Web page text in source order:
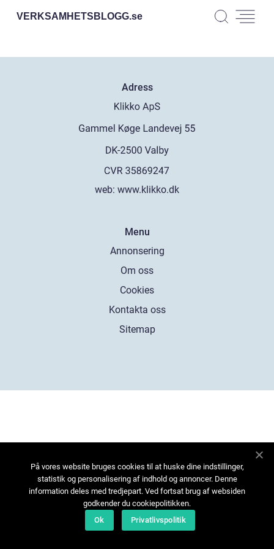
VERKSAMHETSBLOGG.se
Adress
web: www.klikko.dk
Menu
Annonsering
Om oss
Cookies
Kontakta oss
Sitemap
På vores website bruges cookies til at huske dine indstillinger,
statistik og personalisering af indhold og annoncer. Denne
information deles med tredjepart. Ved fortsat brug af websiden
godkender du cookiepolitikken.
Ok
Privatlivspolitik